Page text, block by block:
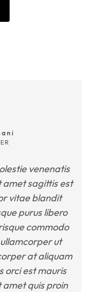
venenatis
amet sagittis est
vitae blandit
purus libero
commodo
ut
at aliquam
orci est mauris
quis proin